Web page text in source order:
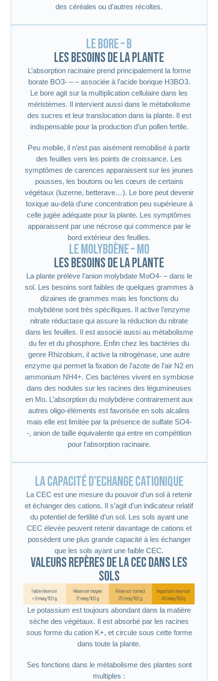
des céréales ou d’autres récoltes.
Le bore – B
Les besoins de la plante
L’absorption racinaire prend principalement la forme
borate BO3- – – associée à l’acide borique H3BO3.
Le bore agit sur la multiplication cellulaire dans les
méristèmes. Il intervient aussi dans le métabolisme
des sucres et leur translocation dans la plante. Il est
indispensable pour la production d’un pollen fertile.
Peu mobile, il n’est pas aisément remobilisé à partir
des feuilles vers les points de croissance. Les
symptômes de carences apparaissent sur les jeunes
pousses, les boutons ou les cœurs de certains
végétaux (luzerne, betterave…). Le bore peut devenir
toxique au-delà d’une concentration peu supérieure à
celle jugée adéquate pour la plante. Les symptômes
apparaissent par une nécrose qui commence par le
bord extérieur des feuilles.
Le molybdène – Mo
Les besoins de la plante
La plante prélève l’anion molybdate MoO4- – dans le
sol. Les besoins sont faibles de quelques grammes à
dizaines de grammes mais les fonctions du
molybdène sont très spécifiques. Il active l’enzyme
nitrate réductase qui assure la réduction du nitrate
dans les feuilles. Il est associé aussi au métabolisme
du fer et du phosphore. Enfin chez les bactéries du
genre Rhizobium, il active la nitrogénase, une autre
enzyme qui permet la fixation de l’azote de l’air N2 en
ammonium NH4+. Ces bactéries vivent en symbiose
dans des nodules sur les racines des légumineuses
en Mo. L’absorption du molybdène contrairement aux
autres oligo-éléments est favorisée en sols alcalins
mais elle est limitée par la présence de sulfate SO4-
-, anion de taille équivalente qui entre en compétition
pour l’absorption racinaire.
La Capacité d’Echange Cationique
La CEC est une mesure du pouvoir d’un sol à retenir
et échanger des cations. Il s’agit d’un indicateur relatif
du potentiel de fertilité d’un sol. Les sols ayant une
CEC élevée peuvent retenir davantage de cations et
possèdent une plus grande capacité à les échanger
que les sols ayant une faible CEC.
Valeurs repères de la CEC dans les
sols
Le potassium est toujours abondant dans la matière
sèche des végétaux. Il est absorbé par les racines
sous forme du cation K+, et circule sous cette forme
dans toute la plante.
Ses fonctions dans le métabolisme des plantes sont
multiples :